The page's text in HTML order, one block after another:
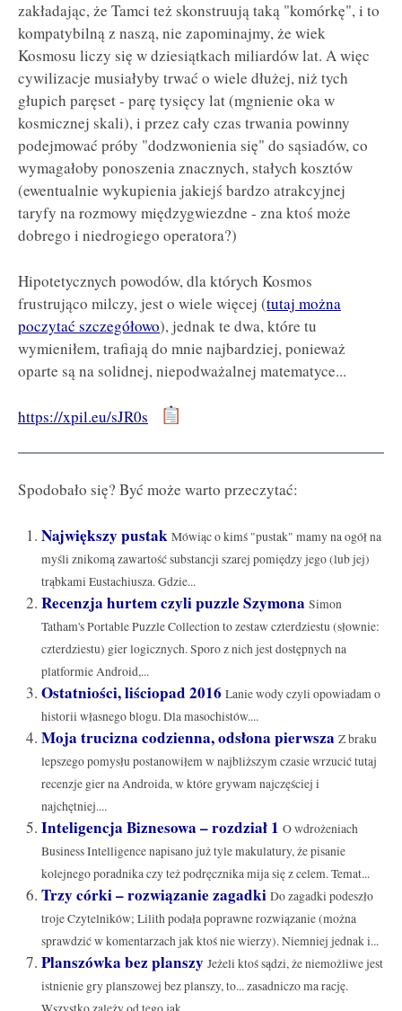
zakładając, że Tamci też skonstruują taką "komórkę", i to
kompatybilną z naszą, nie zapominajmy, że wiek
Kosmosu liczy się w dziesiątkach miliardów lat. A więc
cywilizacje musiałyby trwać o wiele dłużej, niż tych
głupich paręset - parę tysięcy lat (mgnienie oka w
kosmicznej skali), i przez cały czas trwania powinny
podejmować próby "dodzwonienia się" do sąsiadów, co
wymagałoby ponoszenia znacznych, stałych kosztów
(ewentualnie wykupienia jakiejś bardzo atrakcyjnej
taryfy na rozmowy międzygwiezdne - zna ktoś może
dobrego i niedrogiego operatora?)
Hipotetycznych powodów, dla których Kosmos
frustrująco milczy, jest o wiele więcej (tutaj można
poczytać szczegółowo), jednak te dwa, które tu
wymieniłem, trafiają do mnie najbardziej, ponieważ
oparte są na solidnej, niepodważalnej matematyce...
https://xpil.eu/sJR0s
Spodobało się? Być może warto przeczytać:
Największy pustak Mówiąc o kimś "pustak" mamy na ogół na
myśli znikomą zawartość substancji szarej pomiędzy jego (lub jej)
trąbkami Eustachiusza. Gdzie...
Recenzja hurtem czyli puzzle Szymona Simon
Tatham's Portable Puzzle Collection to zestaw czterdziestu (słownie:
czterdziestu) gier logicznych. Sporo z nich jest dostępnych na
platformie Android,...
Ostatniości, liściopad 2016 Lanie wody czyli opowiadam o
historii własnego blogu. Dla masochistów....
Moja trucizna codzienna, odsłona pierwsza Z braku
lepszego pomysłu postanowiłem w najbliższym czasie wrzucić tutaj
recenzje gier na Androida, w które grywam najczęściej i
najchętniej....
Inteligencja Biznesowa – rozdział 1 O wdrożeniach
Business Intelligence napisano już tyle makulatury, że pisanie
kolejnego poradnika czy też podręcznika mija się z celem. Temat...
Trzy córki – rozwiązanie zagadki Do zagadki podeszło
troje Czytelników; Lilith podała poprawne rozwiązanie (można
sprawdzić w komentarzach jak ktoś nie wierzy). Niemniej jednak i...
Planszówka bez planszy Jeżeli ktoś sądzi, że niemożliwe jest
istnienie gry planszowej bez planszy, to... zasadniczo ma rację.